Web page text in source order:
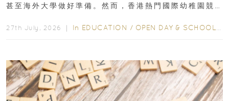
甚至海外大學做好準備。然而，香港熱門國際幼稚園競
27th July, 2026 ｜ In EDUCATION / OPEN DAY & SCHOOL EVENTS